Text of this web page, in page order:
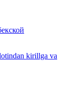
kirillga va